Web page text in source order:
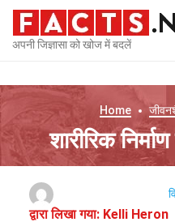
अपनी जिज्ञासा को खोज में बदलें
Home
शारीरिक
द्वारा लिखा गया: Kelli Heron